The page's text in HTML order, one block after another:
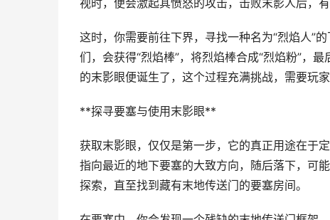
视时，便会激起其愤怒的攻击，击败末影人后，
这时，你需要前往下界，寻找一种名为“烈焰人”
们，会获得“烈焰棒”，将烈焰棒合成“烈焰粉”，
的末影眼便诞生了，这个过程充满挑战，需要玩
**探寻要塞与使用末影眼**
获取末影眼，仅仅是第一步，它的真正用途在于
指向最近的地下要塞的大致方向，随后落下，可
探索，直至找到藏有末地传送门的要塞房间。